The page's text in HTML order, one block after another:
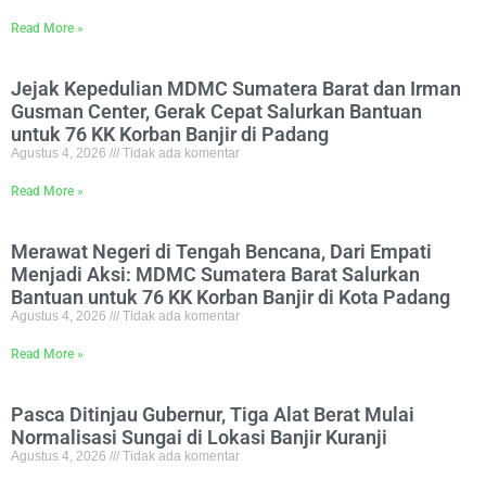
Read More »
Jejak Kepedulian MDMC Sumatera Barat dan Irman
Gusman Center, Gerak Cepat Salurkan Bantuan
untuk 76 KK Korban Banjir di Padang
Agustus 4, 2026 Tidak ada komentar
Read More »
Merawat Negeri di Tengah Bencana, Dari Empati
Menjadi Aksi: MDMC Sumatera Barat Salurkan
Bantuan untuk 76 KK Korban Banjir di Kota Padang
Agustus 4, 2026 Tidak ada komentar
Read More »
Pasca Ditinjau Gubernur, Tiga Alat Berat Mulai
Normalisasi Sungai di Lokasi Banjir Kuranji
Agustus 4, 2026 Tidak ada komentar